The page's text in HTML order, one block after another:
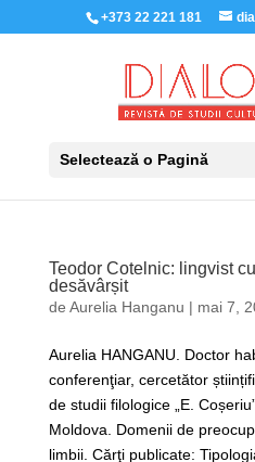
+373 22 221 181
Selectează o Pagină
Teodor Cotelnic: lingvist
desăvârșit
de Aurelia Hanganu | mai 7,
Aurelia HANGANU. Doctor
conferenţiar, cercetător
de studii filologice „E.
Moldova. Domenii de
limbii. Cărţi publicate: